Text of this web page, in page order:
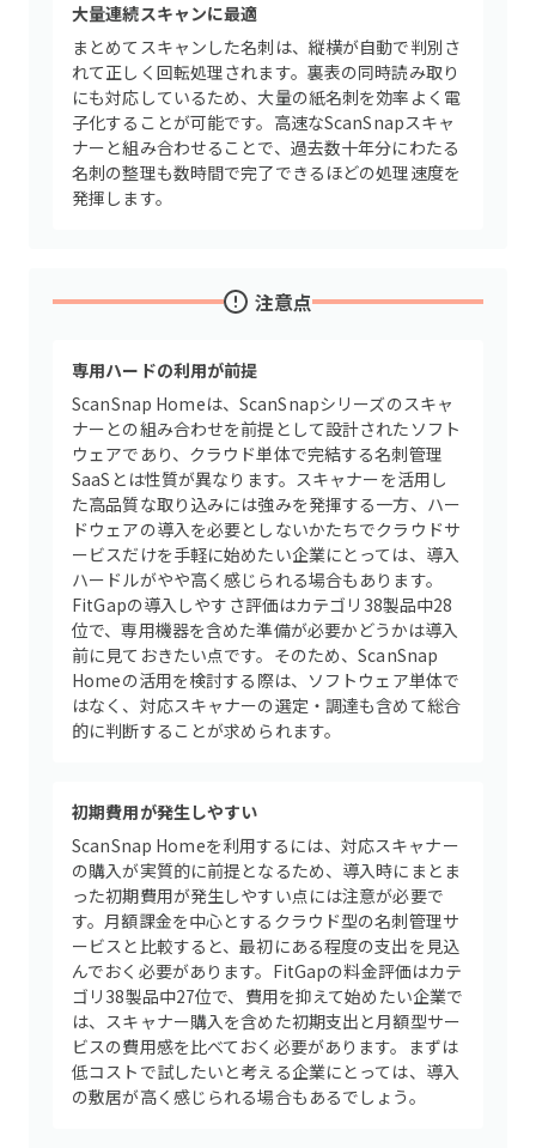
大量連続スキャンに最適
まとめてスキャンした名刺は、縦横が自動で判別さ
れて正しく回転処理されます。裏表の同時読み取り
にも対応しているため、大量の紙名刺を効率よく電
子化することが可能です。高速なScanSnapスキャ
ナーと組み合わせることで、過去数十年分にわたる
名刺の整理も数時間で完了できるほどの処理速度を
発揮します。
注意点
専用ハードの利用が前提
ScanSnap Homeは、ScanSnapシリーズのスキャ
ナーとの組み合わせを前提として設計されたソフト
ウェアであり、クラウド単体で完結する名刺管理
SaaSとは性質が異なります。スキャナーを活用し
た高品質な取り込みには強みを発揮する一方、ハー
ドウェアの導入を必要としないかたちでクラウドサ
ービスだけを手軽に始めたい企業にとっては、導入
ハードルがやや高く感じられる場合もあります。
FitGapの導入しやすさ評価はカテゴリ38製品中28
位で、専用機器を含めた準備が必要かどうかは導入
前に見ておきたい点です。そのため、ScanSnap
Homeの活用を検討する際は、ソフトウェア単体で
はなく、対応スキャナーの選定・調達も含めて総合
的に判断することが求められます。
初期費用が発生しやすい
ScanSnap Homeを利用するには、対応スキャナー
の購入が実質的に前提となるため、導入時にまとま
った初期費用が発生しやすい点には注意が必要で
す。月額課金を中心とするクラウド型の名刺管理サ
ービスと比較すると、最初にある程度の支出を見込
んでおく必要があります。FitGapの料金評価はカテ
ゴリ38製品中27位で、費用を抑えて始めたい企業で
は、スキャナー購入を含めた初期支出と月額型サー
ビスの費用感を比べておく必要があります。まずは
低コストで試したいと考える企業にとっては、導入
の敷居が高く感じられる場合もあるでしょう。